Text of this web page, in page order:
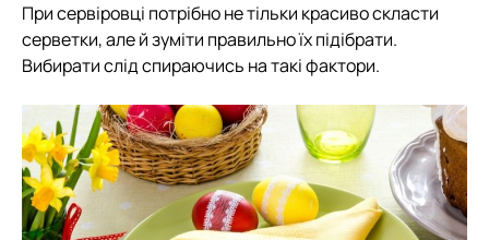
При сервіровці потрібно не тільки красиво скласти
серветки, але й зуміти правильно їх підібрати.
Вибирати слід спираючись на такі фактори.